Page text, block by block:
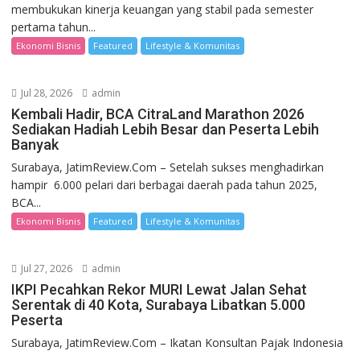
membukukan kinerja keuangan yang stabil pada semester
pertama tahun...
Ekonomi Bisnis Featured Lifestyle & Komunitas
Jul 28, 2026 admin
Kembali Hadir, BCA CitraLand Marathon 2026
Sediakan Hadiah Lebih Besar dan Peserta Lebih
Banyak
Surabaya, JatimReview.Com – Setelah sukses menghadirkan
hampir 6.000 pelari dari berbagai daerah pada tahun 2025,
BCA...
Ekonomi Bisnis Featured Lifestyle & Komunitas
Jul 27, 2026 admin
IKPI Pecahkan Rekor MURI Lewat Jalan Sehat
Serentak di 40 Kota, Surabaya Libatkan 5.000
Peserta
Surabaya, JatimReview.Com – Ikatan Konsultan Pajak Indonesia